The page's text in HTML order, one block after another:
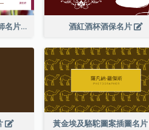
粉色花卉照片背景攝影師名片 酒紅酒杯酒保名片
黃金埃及駱駝圖案插圖名片